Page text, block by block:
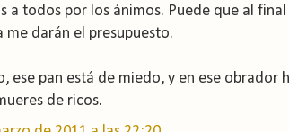
a todos por los ánimos. Puede que al
me darán el presupuesto.
ese pan está de miedo, y en ese obrador
de ricos.